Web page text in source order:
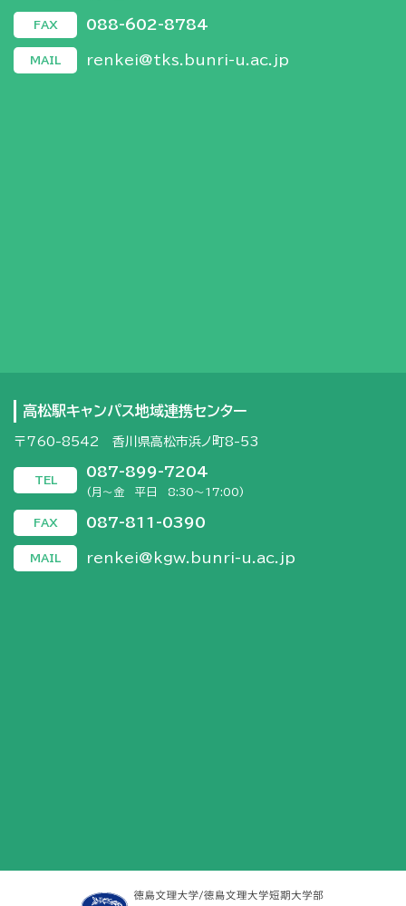
FAX 088-602-8784
MAIL renkei@tks.bunri-u.ac.jp
高松駅キャンパス地域連携センター
〒760-8542 香川県高松市浜ノ町8-53
TEL
087-899-7204
(月～金 平日 8:30～17:00)
FAX 087-811-0390
MAIL renkei@kgw.bunri-u.ac.jp